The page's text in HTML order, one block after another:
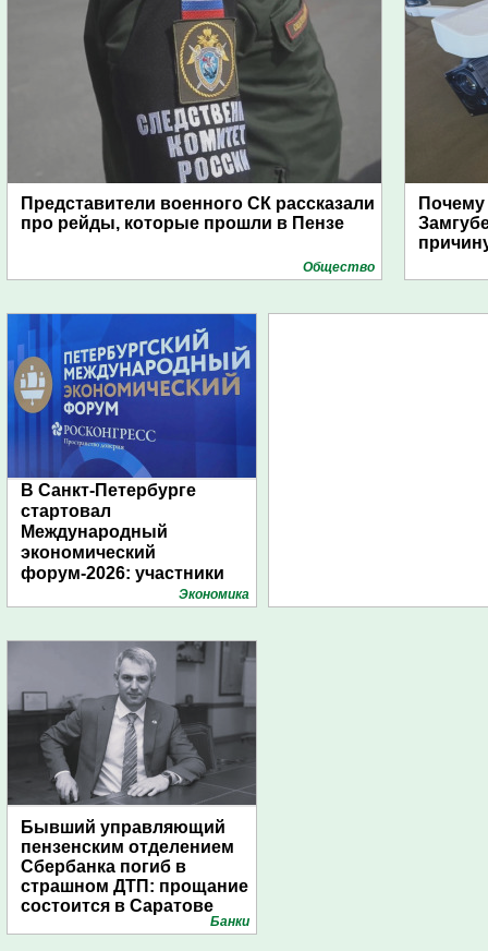
Представители военного СК рассказали
про рейды, которые прошли в Пензе
Общество
В Санкт-Петербурге
стартовал
Международный
экономический
форум-2026: участники
подготовили креативные
Экономика
Бывший управляющий
пензенским отделением
Сбербанка погиб в
страшном ДТП: прощание
состоится в Саратове
Банки